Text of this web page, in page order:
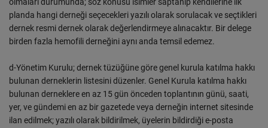
planda hangi derneği seçecekleri yazılı olarak sorulacak ve seçtikleri
dernek resmi dernek olarak değerlendirmeye alınacaktır. Bir delege
birden fazla hemofili derneğini aynı anda temsil edemez.
d-Yönetim Kurulu; dernek tüzüğüne göre genel kurula katılma hakkı
bulunan derneklerin listesini düzenler. Genel Kurula katılma hakkı
bulunan derneklere en az 15 gün önceden toplantının günü, saati,
yer, ve gündemi en az bir gazetede veya derneğin internet sitesinde
ilan edilmek; yazılı olarak bildirilmek, üyelerin bildirdiği e-posta